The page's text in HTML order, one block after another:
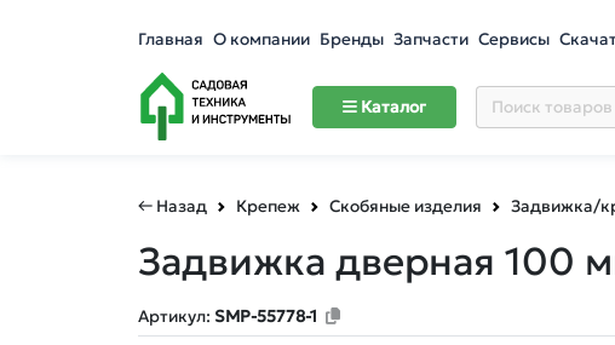
Главная О компании Бренды Запчасти Сервисы
Каталог
← Назад Крепеж Скобяные изделия Задвижка/
Задвижка дверная 100
Артикул: SMP-55778-1